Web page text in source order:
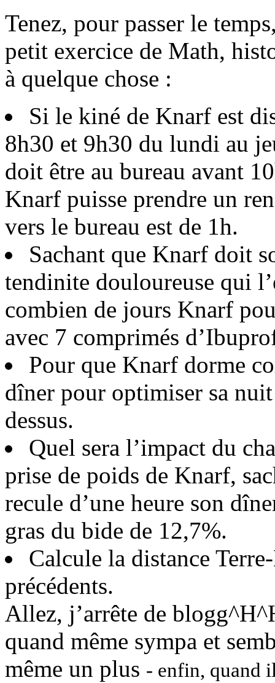
Tenez, pour passer le
petit exercice de Math,
à quelque chose :
Si le kiné de Knarf est
8h30 et 9h30 du lundi au
doit être au bureau avant
Knarf puisse prendre un
vers le bureau est de 1h.
Sachant que Knarf doit
tendinite douloureuse qui
combien de jours Knarf
avec 7 comprimés
Pour que Knarf dorme
dîner pour optimiser sa
dessus.
Quel sera l’impact du
prise de poids de Knarf,
recule d’une heure son
gras du bide de 12,7%.
Calcule la distance
précédents.
Allez, j’arrête de
quand même sympa et
même un plus - enfin, quand